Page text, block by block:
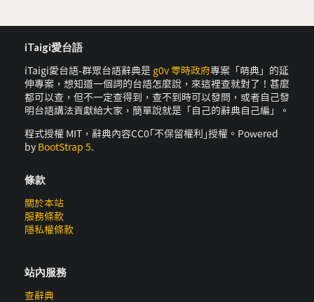
iTaigi愛台語
iTaigi愛台語-群眾台語辭典是 g0v 零時政府專案「萌典」的延
伸專案，想知道一個詞的台語怎麼說，來這裡查就對了！甚麼
都可以查，但不一定查得到，查不到時可以發問，或者自己發
明台語講法貢獻給大家，簡單說就是「自己的辭典自己編」。
程式授權 MIT，辭典內容CC0｢不保留權利｣授權。Powered
by BootStrap 5.
條款
關於本站
服務條款
隱私權條款
站內服務
查辭典